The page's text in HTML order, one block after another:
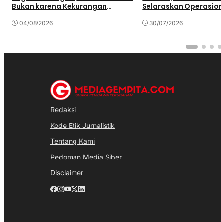
Bukan karena Kekurangan
04/08/2026
Selaraskan
30/07/2026
Redaksi
Kode Etik Jurnalistik
Tentang Kami
Pedoman Media Siber
Disclaimer